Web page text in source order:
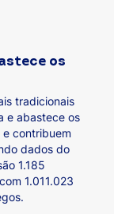
os
tradicionais
e abastece os
e contribuem
dados do
1.185
1.011.023